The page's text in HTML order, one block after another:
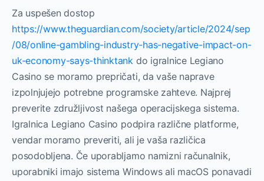
Za uspešen dostop
https://www.theguardian.com/society/article/2024/sep
/08/online-gambling-industry-has-negative-impact-on-
uk-economy-says-thinktank do igralnice Legiano
Casino se moramo prepričati, da vaše naprave
izpolnjujejo potrebne programske zahteve. Najprej
preverite združljivost našega operacijskega sistema.
Igralnica Legiano Casino podpira različne platforme,
vendar moramo preveriti, ali je vaša različica
posodobljena. Če uporabljamo namizni računalnik,
uporabniki imajo sistema Windows ali macOS ponavadi